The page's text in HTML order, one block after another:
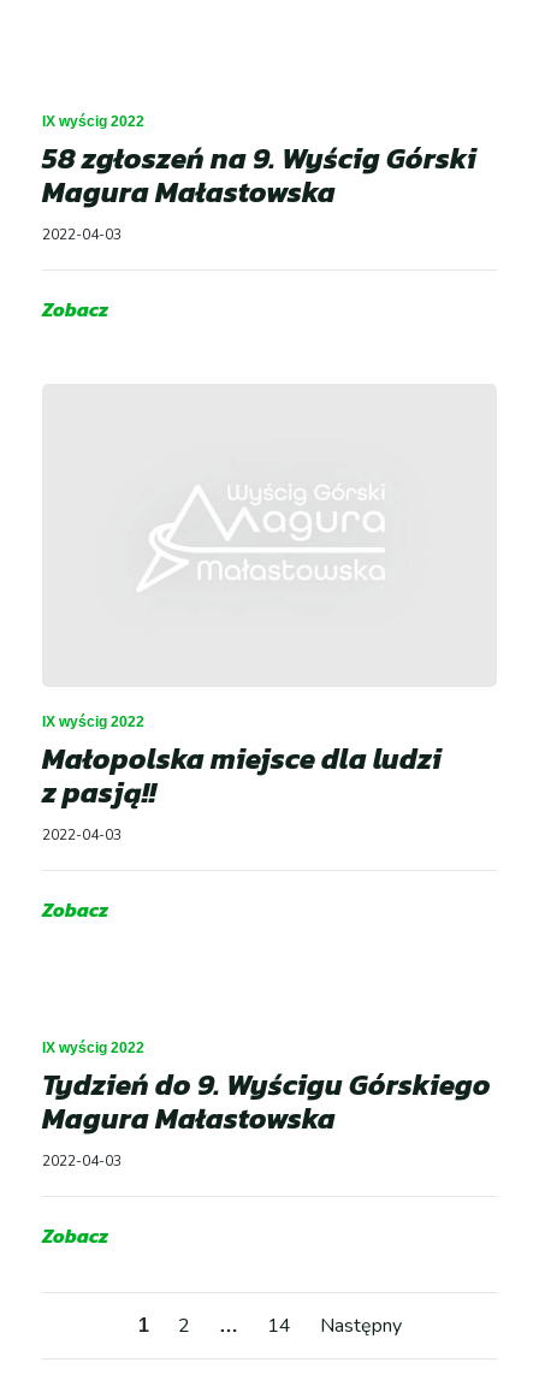
IX wyścig 2022
58 zgłoszeń na 9. Wyścig Górski
Magura Małastowska
2022-04-03
Zobacz
IX wyścig 2022
Małopolska miejsce dla ludzi
z pasją!!
2022-04-03
Zobacz
IX wyścig 2022
Tydzień do 9. Wyścigu Górskiego
Magura Małastowska
2022-04-03
Zobacz
1 2 … 14 Następny